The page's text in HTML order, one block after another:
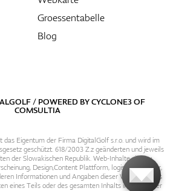
Groessentabelle
Blog
/ POWERED BYCYCLONE3OF
COMSULTIA
das Eigentum der Firma DigitalGolf s.r.o. und wird im
geschützt. 618/2003 Z.z geänderten und jeweils
der Slowakischen Republik. Web-Inhalte sind zu
Design,Content Plattform, logische Struktur,
Informationen und Angaben dieser Webseite. Das
eines Teils oder des gesamten Inhalts in irgendeiner